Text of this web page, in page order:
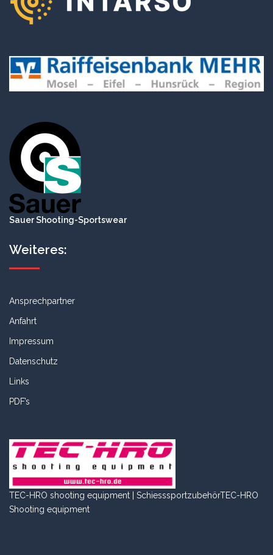
Sauer Shooting-Sportswear
Weiteres:
Ansprechpartner
Anfahrt
Impressum
Datenschutz
Links
PDF’s
TEC-HRO shooting equipment | SchiesssportzubehörTEC-HRO
Shooting equipment